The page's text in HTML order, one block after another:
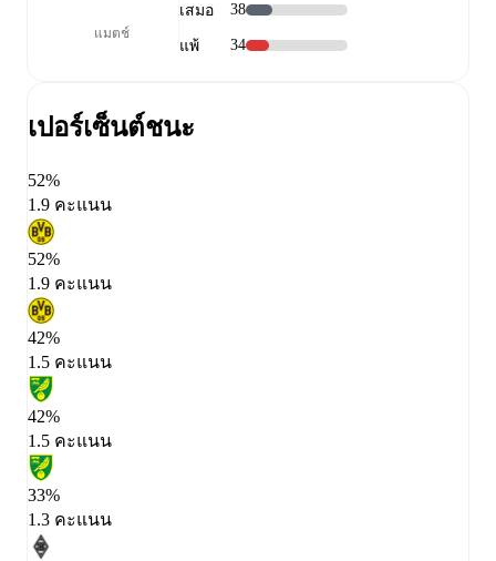
แมตช์
เสมอ 38
แพ้ 34
เปอร์เซ็นต์ชนะ
52%
1.9 คะแนน
52%
1.9 คะแนน
42%
1.5 คะแนน
42%
1.5 คะแนน
33%
1.3 คะแนน